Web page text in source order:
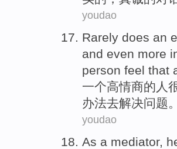
youdao
Rarely does an
and even more
person feel that
一个高情商的 人
办法去解决问题。
youdao
As a mediator,